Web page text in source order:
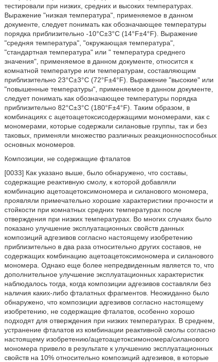
тестировали при низких, средних и высоких температурах.
Выражение "низкая температура", применяемое в данном
документе, следует понимать как обозначающее температуры
порядка приблизительно -10°C±3°C (14°F±4°F). Выражение
"средняя температура", "окружающая температура",
"стандартная температура" или " температура среднего
значения", применяемое в данном документе, относится к
комнатной температуре или температурам, составляющим
приблизительно 23°C±3°C (72°F±4°F). Выражение "высокие" или
"повышенные температуры", применяемое в данном документе,
следует понимать как обозначающее температуры порядка
приблизительно 82°C±3°C (180°F±4°F). Таким образом, в
комбинациях с ацетоацетоксисодержащими мономерами, как с
мономерами, которые содержали силановые группы, так и без
таковых, применяли множество различных реакционноспособных
основных мономеров.
Композиции, не содержащие фталатов
[0033] Как указано выше, было обнаружено, что составы,
содержащие реактивную смолу, к которой добавляли
комбинацию ацетоацетоксимономера и силанового мономера,
проявляли примечательно хорошие характеристики прочности и
стойкости при комнатных средних температурах после
отверждения при низких температурах. Во многих случаях было
показано улучшение эксплуатационных свойств данных
композиций адгезивов согласно настоящему изобретению
приблизительно в два раза относительно других составов, не
содержащих комбинацию ацетоацетоксимономера и силанового
мономера. Однако еще более непредвиденным является то, что
дополнительное улучшение эксплуатационных характеристик
наблюдалось тогда, когда композиции адгезивов составляли без
наличия каких-либо фталатных фрагментов. Неожиданно было
обнаружено, что композиции адгезивов согласно настоящему
изобретению, не содержащие фталатов, особенно хорошо
подходят для отверждения при низких температурах. В среднем,
устранение фталатов из комбинации реактивной смолы согласно
настоящему изобретению/ацетоацетоксимономера/силанового
мономера привело в результате к улучшению эксплуатационных
свойств на 10% относительно композиций адгезивов, в которые